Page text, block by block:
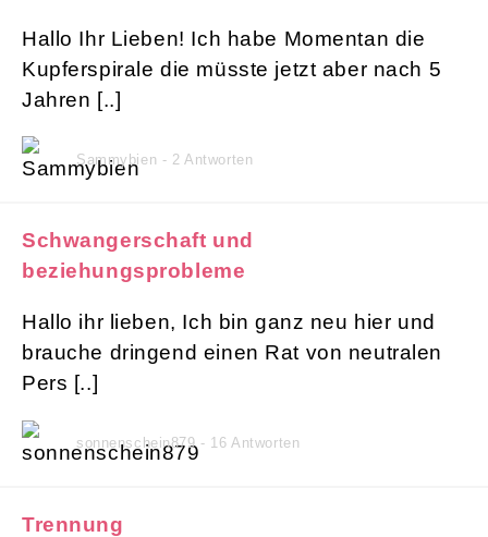
Hallo Ihr Lieben! Ich habe Momentan die
Kupferspirale die müsste jetzt aber nach 5
Jahren [..]
Sammybien - 2 Antworten
Schwangerschaft und
beziehungsprobleme
Hallo ihr lieben, Ich bin ganz neu hier und
brauche dringend einen Rat von neutralen
Pers [..]
sonnenschein879 - 16 Antworten
Trennung